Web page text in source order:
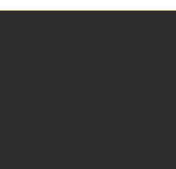
2025年展后报告